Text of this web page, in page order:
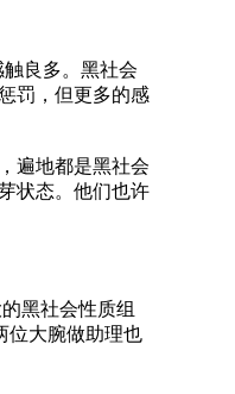
良多。黑社会
罚，但更多的感
遍地都是黑社会
状态。他们也许
黑社会性质组
位大腕做助理也